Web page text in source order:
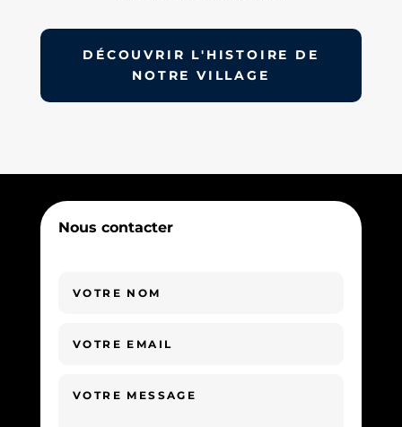
DÉCOUVRIR L'HISTOIRE DE
NOTRE VILLAGE
Nous contacter